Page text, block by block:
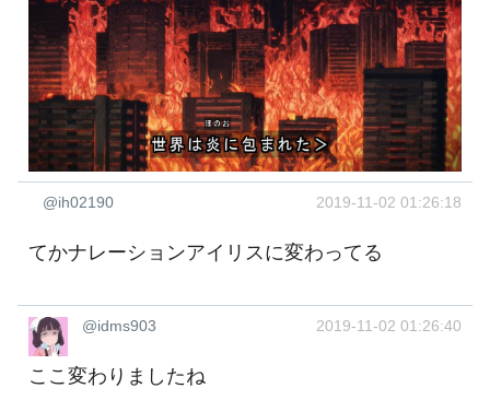
@ih02190 2019-11-02 01:26:18
てかナレーションアイリスに変わってる
@idms903 2019-11-02 01:26:40
ここ変わりましたね